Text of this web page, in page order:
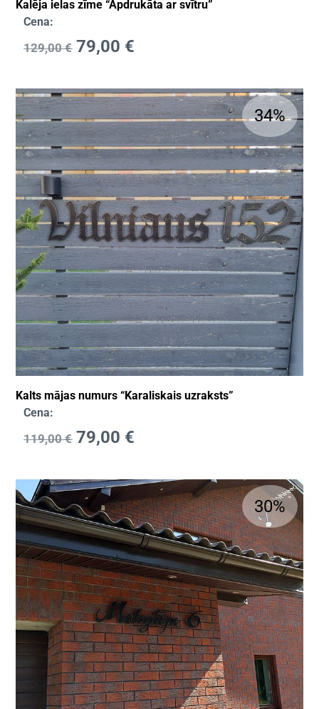
Kalēja ielas zīme “Apdrukāta ar svītru”
Cena:
129,00€ 79,00 €
Kalts mājas numurs “Karaliskais uzraksts”
Cena:
119,00€ 79,00 €
34%
30%